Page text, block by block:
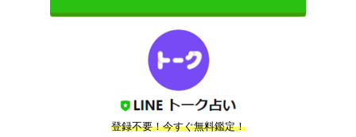
登録不要！今すぐ無料鑑定！